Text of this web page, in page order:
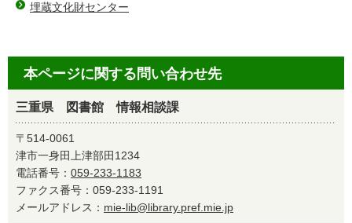
埋蔵文化財センター
本ページに関する問い合わせ先
三重県 図書館 情報相談課
〒514-0061
津市一身田上津部田1234
電話番号： 059-233-1183
ファクス番号：059-233-1191
メールアドレス： mie-lib@library.pref.mie.jp